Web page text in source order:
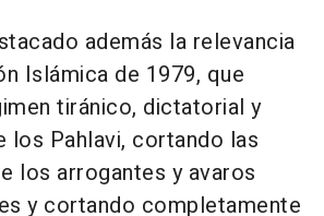
además la relevancia
Islámica de 1979, que
tiránico, dictatorial y
los Pahlavi, cortando las
los arrogantes y avaros
y cortando completamente